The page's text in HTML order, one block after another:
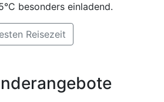
besonders einladend.
Reisezeit